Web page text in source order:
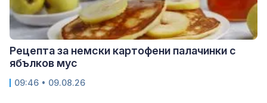
Рецепта за немски картофени палачинки с
ябълков мус
09:46 • 09.08.26